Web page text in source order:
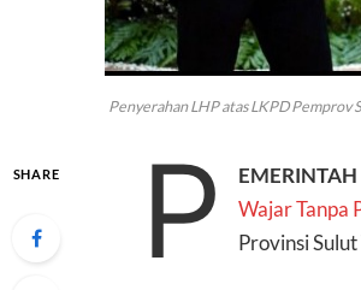
Penyerahan LHP atas LKPD
SHARE P EMERINTAH
Wajar Tanpa
Provinsi